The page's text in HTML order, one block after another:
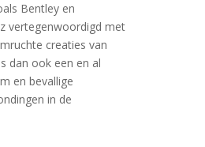
Bentley en
vertegenwoordigd met
creaties van
dan ook een en al
en bevallige
in de